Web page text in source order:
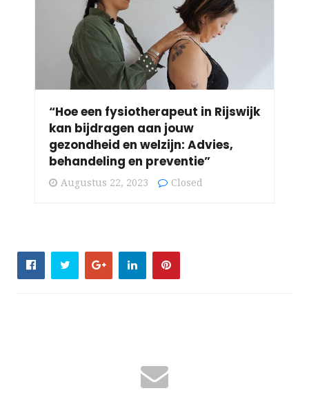
“Hoe een fysiotherapeut in Rijswijk
kan bijdragen aan jouw
gezondheid en welzijn: Advies,
behandeling en preventie”
Augustus 22, 2023 Closed